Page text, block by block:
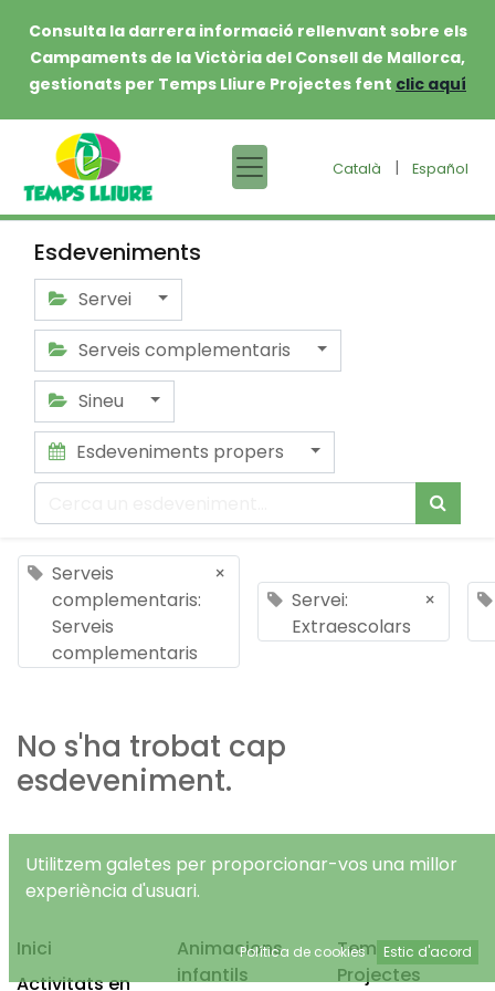
Consulta la darrera informació rellenvant sobre els
Campaments de la Victòria del Consell de Mallorca,
gestionats per Temps Lliure Projectes fent clic aquí
Català | Español
Esdeveniments
Servei
Serveis complementaris
Sineu
Esdeveniments propers
Serveis
complementaris:
Serveis
complementaris
×
Servei:
Extraescolars
×
No s'ha trobat cap
esdeveniment.
Inici
Activitats en
Animacions
infantils
Temps Lliure
Projectes
Utilitzem galetes per proporcionar-vos una millor
experiència d'usuari.
Política de cookies Estic d'acord